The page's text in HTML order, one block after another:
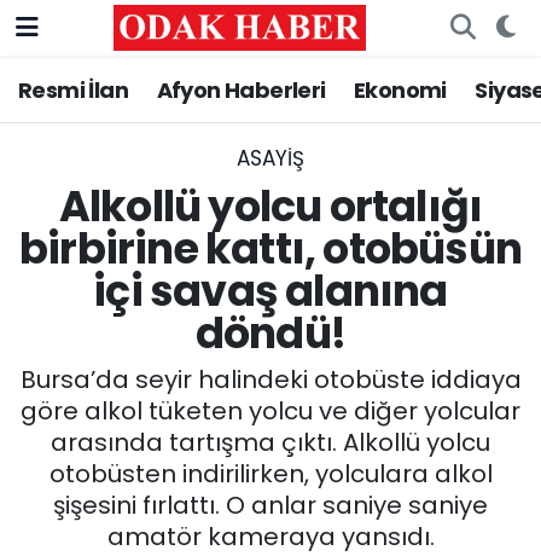
Resmi İlan Afyon Haberleri Ekonomi
ASAYİŞ
Alkollü yolcu ortalığı
birbirine kattı, otobüsün
içi savaş alanına
döndü!
Bursa’da seyir halindeki otobüste iddiaya
göre alkol tüketen yolcu ve diğer yolcular
arasında tartışma çıktı. Alkollü yolcu
otobüsten indirilirken, yolculara alkol
şişesini fırlattı. O anlar saniye saniye
amatör kameraya yansıdı.
AFYONKARAHİSAR HABERLERİ
ASAYİŞ
GÜNCEL
EĞİTİM
MAGAZİN
SAĞLIK
Nöbetçi Eczaneler
Trafik Durumu
Süper Lig Puan Durumu ve Fikstür
Tüm Manşetler
Son Dakika Haberleri
Haber Arşivi